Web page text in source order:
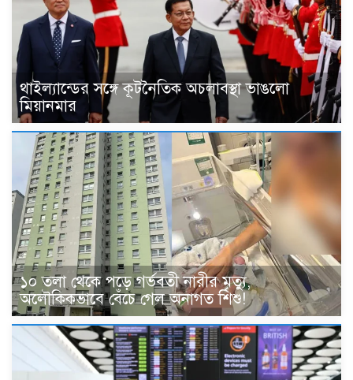
থাইল্যান্ডের সঙ্গে কূটনৈতিক অচলাবস্থা ভাঙলো
মিয়ানমার
১০ তলা থেকে পড়ে গর্ভবতী নারীর মৃত্যু,
অলৌকিকভাবে বেঁচে গেল অনাগত শিশু!